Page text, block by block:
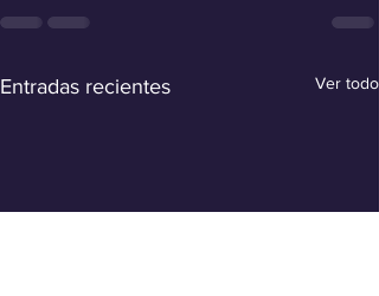
Entradas recientes Ver todo